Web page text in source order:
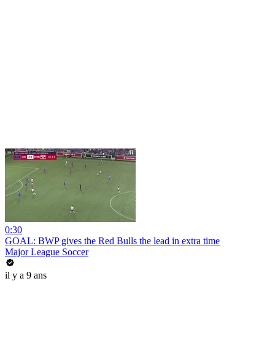
0:30
GOAL: BWP gives the Red Bulls the lead in extra time
Major League Soccer
il y a 9 ans